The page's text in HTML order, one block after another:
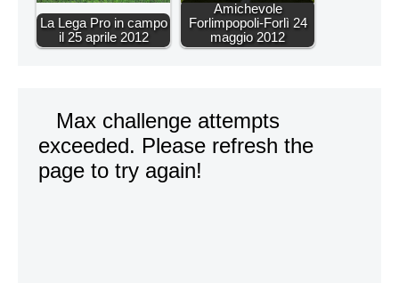
La Lega Pro in campo
il 25 aprile 2012
Amichevole
Forlimpopoli-Forlì 24
maggio 2012